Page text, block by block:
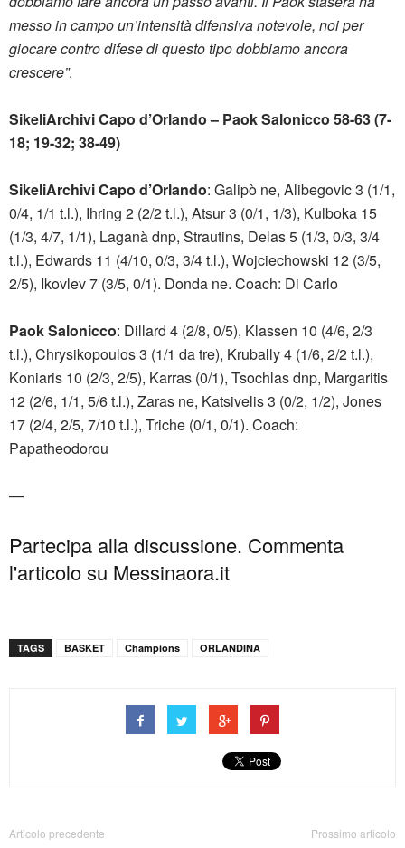
messo in campo un’intensità difensiva notevole, noi per
giocare contro difese di questo tipo dobbiamo ancora
crescere”.
SikeliArchivi Capo d’Orlando – Paok Salonicco 58-63 (7-
18; 19-32; 38-49)
SikeliArchivi Capo d’Orlando: Galipò ne, Alibegovic 3 (1/1,
0/4, 1/1 t.l.), Ihring 2 (2/2 t.l.), Atsur 3 (0/1, 1/3), Kulboka 15
(1/3, 4/7, 1/1), Laganà dnp, Strautins, Delas 5 (1/3, 0/3, 3/4
t.l.), Edwards 11 (4/10, 0/3, 3/4 t.l.), Wojciechowski 12 (3/5,
2/5), Ikovlev 7 (3/5, 0/1). Donda ne. Coach: Di Carlo
Paok Salonicco: Dillard 4 (2/8, 0/5), Klassen 10 (4/6, 2/3
t.l.), Chrysikopoulos 3 (1/1 da tre), Krubally 4 (1/6, 2/2 t.l.),
Koniaris 10 (2/3, 2/5), Karras (0/1), Tsochlas dnp, Margaritis
12 (2/6, 1/1, 5/6 t.l.), Zaras ne, Katsivelis 3 (0/2, 1/2), Jones
17 (2/4, 2/5, 7/10 t.l.), Triche (0/1, 0/1). Coach:
Papatheodorou
—
Partecipa alla discussione. Commenta
l'articolo su Messinaora.it
TAGS BASKET Champions ORLANDINA
Articolo precedente Prossimo articolo